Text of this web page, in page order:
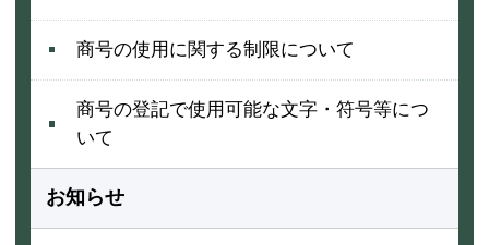
商号の使用に関する制限について
商号の登記で使用可能な文字・符号等につ
いて
お知らせ